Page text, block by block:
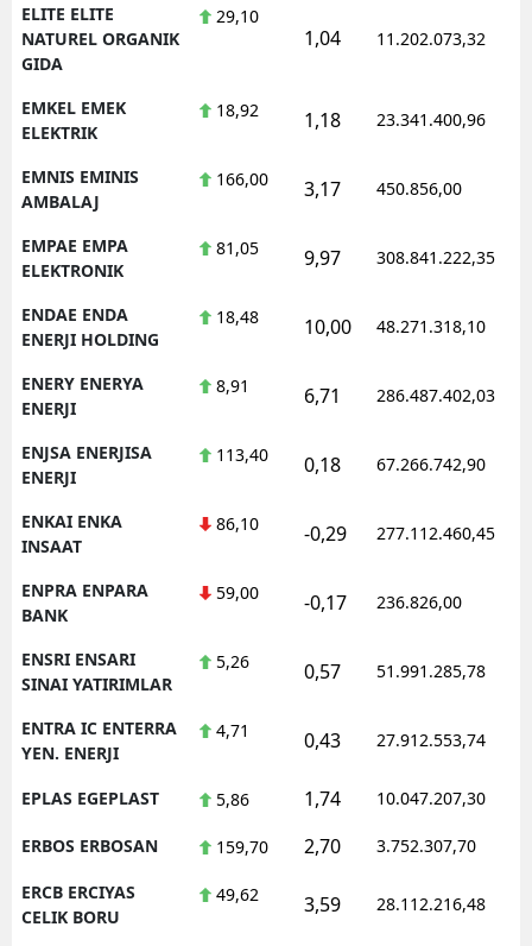
ELITE ELITE
NATUREL ORGANIK
GIDA
29,10
1,04 11.202.073,32
EMKEL EMEK
ELEKTRIK
18,92 1,18 23.341.400,96
EMNIS EMINIS
AMBALAJ
166,00 3,17 450.856,00
EMPAE EMPA
ELEKTRONIK
81,05 9,97 308.841.222,35
ENDAE ENDA
ENERJI HOLDING
18,48 10,00 48.271.318,10
ENERY ENERYA
ENERJI
8,91 6,71 286.487.402,03
ENJSA ENERJISA
ENERJI
113,40 0,18 67.266.742,90
ENKAI ENKA
INSAAT
86,10 -0,29 277.112.460,45
ENPRA ENPARA
BANK
59,00 -0,17 236.826,00
ENSRI ENSARI
SINAI YATIRIMLAR
5,26 0,57 51.991.285,78
ENTRA IC ENTERRA
YEN. ENERJI
4,71 0,43 27.912.553,74
EPLAS EGEPLAST 5,86 1,74 10.047.207,30
ERBOS ERBOSAN 159,70 2,70 3.752.307,70
ERCB ERCIYAS
CELIK BORU
49,62 3,59 28.112.216,48